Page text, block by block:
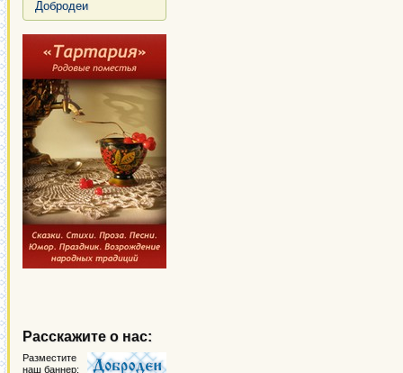
Добродеи
Расскажите о нас:
Разместите
наш баннер: